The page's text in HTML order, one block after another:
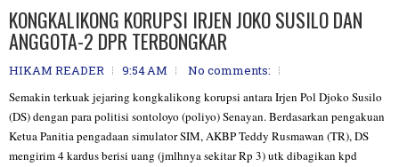
KONGKALIKONG KORUPSI IRJEN JOKO SUSILO DAN
ANGGOTA-2 DPR TERBONGKAR
HIKAM READER 9:54 AM
No comments:
Semakin terkuak jejaring kongkalikong korupsi antara Irjen Pol Djoko Susilo
(DS) dengan para politisi sontoloyo (poliyo) Senayan. Berdasarkan pengakuan
Ketua Panitia pengadaan simulator SIM, AKBP Teddy Rusmawan (TR), DS
mengirim 4 kardus berisi uang (jmlhnya sekitar Rp 3) utk dibagikan kpd